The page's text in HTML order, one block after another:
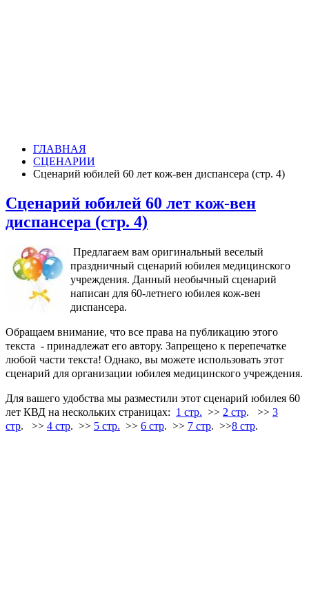
ГЛАВНАЯ
СЦЕНАРИИ
Сценарий юбилей 60 лет кож-вен диспансера (стр. 4)
Сценарий юбилей 60 лет кож-вен
диспансера (стр. 4)
Предлагаем вам оригинальный веселый
праздничный сценарий юбилея медицинского
учреждения. Данный необычный сценарий
написан для 60-летнего юбилея кож-вен
диспансера.
Обращаем внимание, что все права на публикацию этого
текста - принадлежат его автору. Запрещено к перепечатке
любой части текста! Однако, вы можете использовать этот
сценарий для организации юбилея медицинского учреждения.
Для вашего удобства мы разместили этот сценарий юбилея 60
лет КВД на нескольких страницах: 1 стр. >> 2 стр. >> 3
стр. >> 4 стр. >> 5 стр. >> 6 стр. >> 7 стр. >>8 стр.